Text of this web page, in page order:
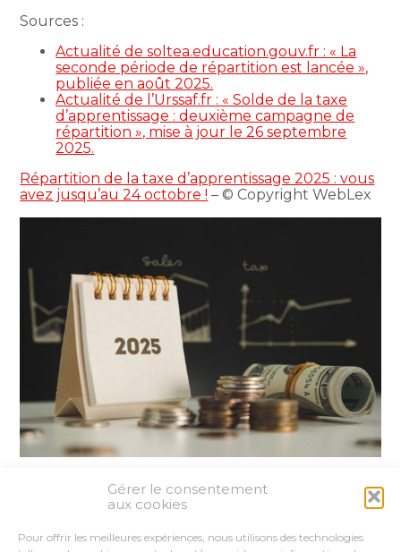
Gérer le consentement
aux cookies
Pour offrir les meilleures expériences, nous utilisons des technologies
Sources :
Actualité de soltea.education.gouv.fr : « La
seconde période de répartition est lancée »,
publiée en août 2025.
Actualité de l’Urssaf.fr : « Solde de la taxe
d’apprentissage : deuxième campagne de
répartition », mise à jour le 26 septembre
2025.
Répartition de la taxe d’apprentissage 2025 : vous
avez jusqu’au 24 octobre ! – © Copyright WebLex